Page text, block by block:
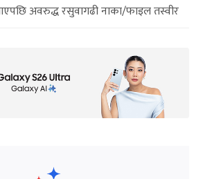
अवरुद्ध रसुवागढी नाका/फाइल तस्वीर